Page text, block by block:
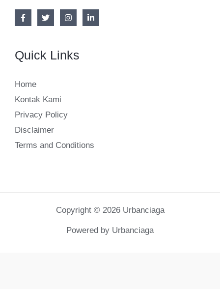
Quick Links
Home
Kontak Kami
Privacy Policy
Disclaimer
Terms and Conditions
Copyright © 2026 Urbanciaga
Powered by Urbanciaga